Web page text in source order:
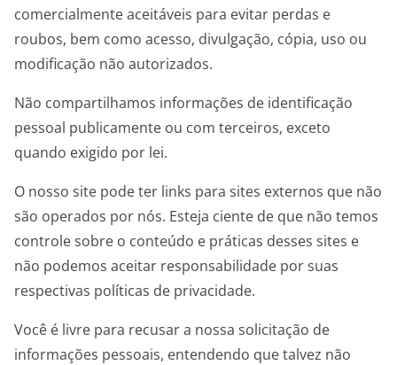
comercialmente aceitáveis ​​para evitar perdas e
roubos, bem como acesso, divulgação, cópia, uso ou
modificação não autorizados.
Não compartilhamos informações de identificação
pessoal publicamente ou com terceiros, exceto
quando exigido por lei.
O nosso site pode ter links para sites externos que não
são operados por nós. Esteja ciente de que não temos
controle sobre o conteúdo e práticas desses sites e
não podemos aceitar responsabilidade por suas
respectivas políticas de privacidade.
Você é livre para recusar a nossa solicitação de
informações pessoais, entendendo que talvez não